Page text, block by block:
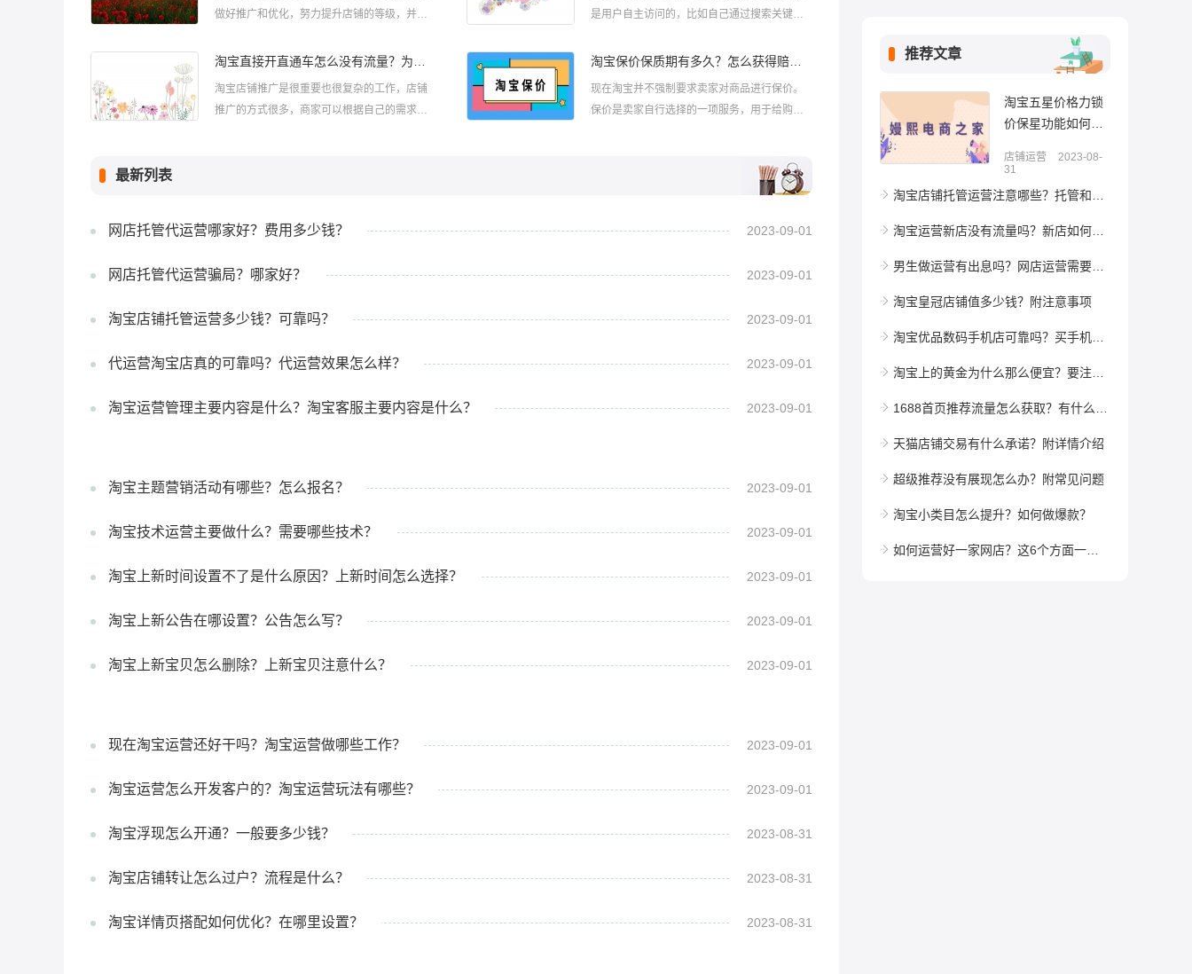
做好推广和优化，努力提升店铺的等级，并维
了，就可以申请开通直通...
是用户自主访问的，比如自己通过搜索关键词
直通车给自然流量吗?...
淘宝店铺推广是很重要也很复杂的工作，店铺
推广的方式很多，商家可以根据自己的需求来
​现在淘宝并不强制要求卖家对商品进行保价。
保价是卖家自行选择的一项服务，用于给购买
最新列表
网店托管代运营哪家好？费用多少钱？ 2023-09-01
网店托管代运营骗局？哪家好？ 2023-09-01
淘宝店铺托管运营多少钱？可靠吗？ 2023-09-01
代运营淘宝店真的可靠吗？代运营效果怎么样？ 2023-09-01
淘宝运营管理主要内容是什么？淘宝客服主要内容是什么？ 2023-09-01
淘宝主题营销活动有哪些？怎么报名？ 2023-09-01
淘宝技术运营主要做什么？需要哪些技术？ 2023-09-01
淘宝上新时间设置不了是什么原因？上新时间怎么选择？ 2023-09-01
淘宝上新公告在哪设置？公告怎么写？ 2023-09-01
淘宝上新宝贝怎么删除？上新宝贝注意什么？ 2023-09-01
现在淘宝运营还好干吗？淘宝运营做哪些工作？ 2023-09-01
淘宝运营怎么开发客户的？淘宝运营玩法有哪些？ 2023-09-01
淘宝浮现怎么开通？一般要多少钱？ 2023-08-31
淘宝店铺转让怎么过户？流程是什么？ 2023-08-31
淘宝详情页搭配如何优化？在哪里设置？ 2023-08-31
推荐文章
淘宝五星价格力锁
价保星功能如何操
店铺运营
2023-08-
31
淘宝店铺托管运营注意哪些？托管和代运营是一回事吗？
淘宝运营新店没有流量吗？新店如何引流？
男生做运营有出息吗？网店运营需要会什么？
淘宝皇冠店铺值多少钱？附注意事项
淘宝优品数码手机店可靠吗？买手机注意哪些？
淘宝上的黄金为什么那么便宜？要注意些什么？
1688首页推荐流量怎么获取？有什么方法？
天猫店铺交易有什么承诺？附详情介绍
超级推荐没有展现怎么办？附常见问题
淘宝小类目怎么提升？如何做爆款？
如何运营好一家网店？这6个方面一定要做好